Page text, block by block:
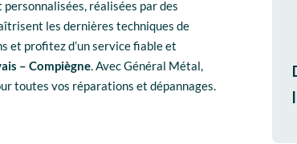
réalisées par des
les dernières techniques de
et profitez d’un service fiable et
– Compiègne . Avec Général Métal,
toutes vos réparations et dépannages.